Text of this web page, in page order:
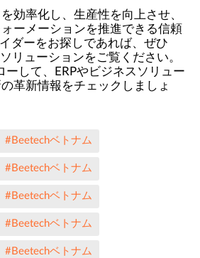
効率化し、生産性を向上させ、
ーメーションを推進できる信頼
ダーをお探しであれば、ぜひ
リューションをご覧ください。
ーして、ERPやビジネスソリュー
革新情報をチェックしましょ
#Beetechベトナム
#Beetechベトナム
#Beetechベトナム
#Beetechベトナム
#Beetechベトナム